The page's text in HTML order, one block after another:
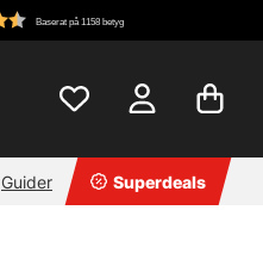
Baserat på 1158 betyg
Guider Superdeals